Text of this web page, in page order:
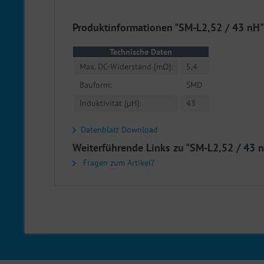
Produktinformationen "SM-L2,52 / 43 nH"
Technische Daten
Max. DC-Widerstand [mΩ]:
5,4
Bauform:
SMD
Induktivität [µH]:
43
Datenblatt Download
Weiterführende Links zu "SM-L2,52 / 43
Fragen zum Artikel?